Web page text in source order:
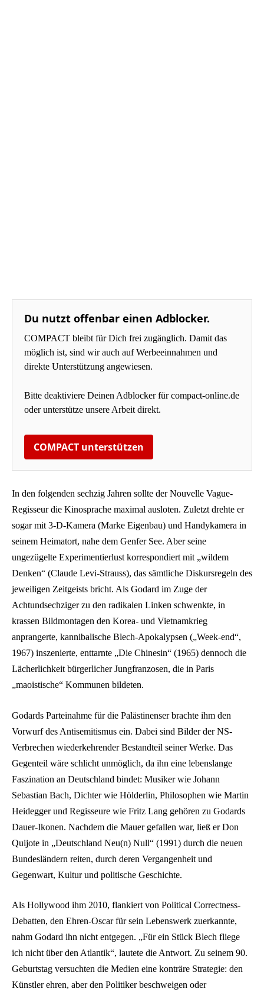
Du nutzt offenbar einen Adblocker.
COMPACT bleibt für Dich frei zugänglich. Damit das
möglich ist, sind wir auch auf Werbeeinnahmen und
direkte Unterstützung angewiesen.
Bitte deaktiviere Deinen Adblocker für compact-online.de
oder unterstütze unsere Arbeit direkt.
COMPACT unterstützen
In den folgenden sechzig Jahren sollte der Nouvelle Vague-
Regisseur die Kinosprache maximal ausloten. Zuletzt drehte er
sogar mit 3-D-Kamera (Marke Eigenbau) und Handykamera in
seinem Heimatort, nahe dem Genfer See. Aber seine
ungezügelte Experimentierlust korrespondiert mit „wildem
Denken“ (Claude Levi-Strauss), das sämtliche Diskursregeln des
jeweiligen Zeitgeists bricht. Als Godard im Zuge der
Achtundsechziger zu den radikalen Linken schwenkte, in
krassen Bildmontagen den Korea- und Vietnamkrieg
anprangerte, kannibalische Blech-Apokalypsen („Week-end“,
1967) inszenierte, enttarnte „Die Chinesin“ (1965) dennoch die
Lächerlichkeit bürgerlicher Jungfranzosen, die in Paris
„maoistische“ Kommunen bildeten.
Godards Parteinahme für die Palästinenser brachte ihm den
Vorwurf des Antisemitismus ein. Dabei sind Bilder der NS-
Verbrechen wiederkehrender Bestandteil seiner Werke. Das
Gegenteil wäre schlicht unmöglich, da ihn eine lebenslange
Faszination an Deutschland bindet: Musiker wie Johann
Sebastian Bach, Dichter wie Hölderlin, Philosophen wie Martin
Heidegger und Regisseure wie Fritz Lang gehören zu Godards
Dauer-Ikonen. Nachdem die Mauer gefallen war, ließ er Don
Quijote in „Deutschland Neu(n) Null“ (1991) durch die neuen
Bundesländern reiten, durch deren Vergangenheit und
Gegenwart, Kultur und politische Geschichte.
Als Hollywood ihm 2010, flankiert von Political Correctness-
Debatten, den Ehren-Oscar für sein Lebenswerk zuerkannte,
nahm Godard ihn nicht entgegen. „Für ein Stück Blech fliege
ich nicht über den Atlantik“, lautete die Antwort. Zu seinem 90.
Geburtstag versuchten die Medien eine konträre Strategie: den
Künstler ehren, aber den Politiker beschweigen oder